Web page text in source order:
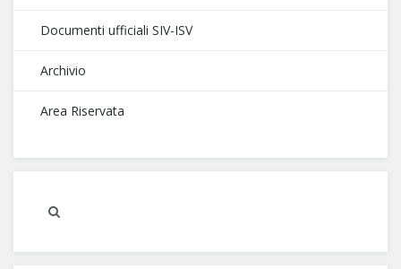
Documenti ufficiali SIV-ISV
Archivio
Area Riservata